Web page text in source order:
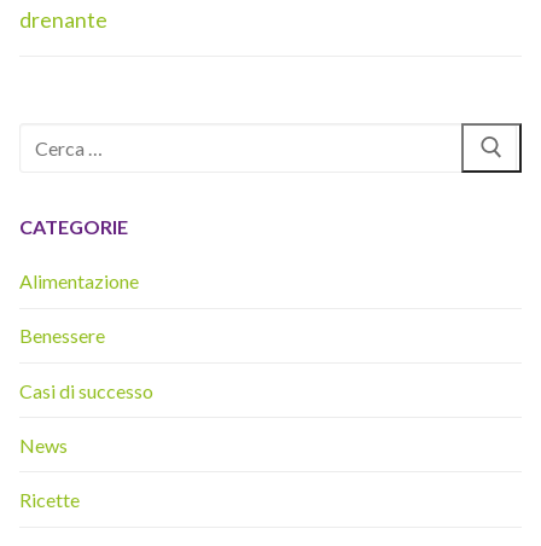
precedente:
drenante
CATEGORIE
Alimentazione
Benessere
Casi di successo
News
Ricette